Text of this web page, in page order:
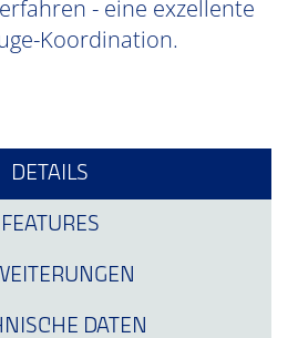
- eine exzellente
Koordination.
DETAILS
FEATURES
DATEN